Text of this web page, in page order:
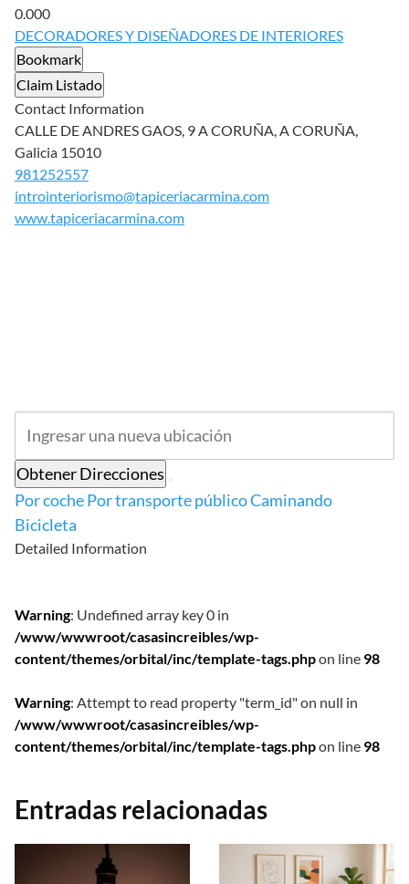
0.000
DECORADORES Y DISEÑADORES DE INTERIORES
Bookmark
Claim Listado
Contact Information
CALLE DE ANDRES GAOS, 9 A CORUÑA, A CORUÑA,
Galicia 15010
981252557
introinteriorismo@tapiceriacarmina.com
www.tapiceriacarmina.com
Obtener Direcciones
Por cochePor transporte públicoCaminando
Bicicleta
Detailed Information
Warning: Undefined array key 0 in
/www/wwwroot/casasincreibles/wp-
content/themes/orbital/inc/template-tags.phpon line 98
Warning: Attempt to read property "term_id" on null in
/www/wwwroot/casasincreibles/wp-
content/themes/orbital/inc/template-tags.phpon line 98
Entradas relacionadas